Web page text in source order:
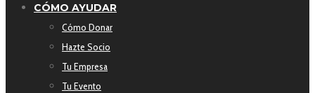
CÓMO AYUDAR
Cómo Donar
Hazte Socio
Tu Empresa
Tu Evento